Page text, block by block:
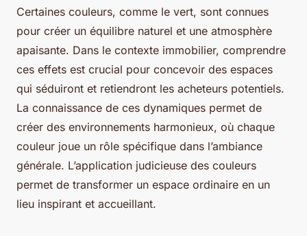
Certaines couleurs, comme le vert, sont connues
pour créer un équilibre naturel et une atmosphère
apaisante. Dans le contexte immobilier, comprendre
ces effets est crucial pour concevoir des espaces
qui séduiront et retiendront les acheteurs potentiels.
La connaissance de ces dynamiques permet de
créer des environnements harmonieux, où chaque
couleur joue un rôle spécifique dans l’ambiance
générale. L’application judicieuse des couleurs
permet de transformer un espace ordinaire en un
lieu inspirant et accueillant.